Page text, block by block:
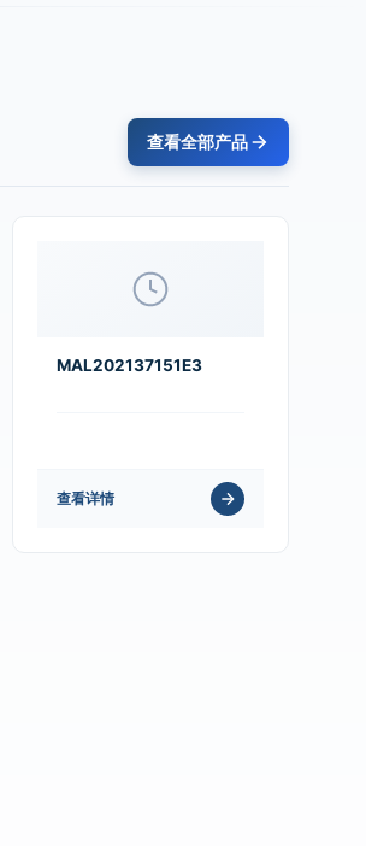
查看全部产品
MAL202137151E3
查看详情